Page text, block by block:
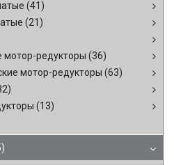
(41)
(21)
мотор-редукторы (36)
мотор-редукторы (63)
(13)